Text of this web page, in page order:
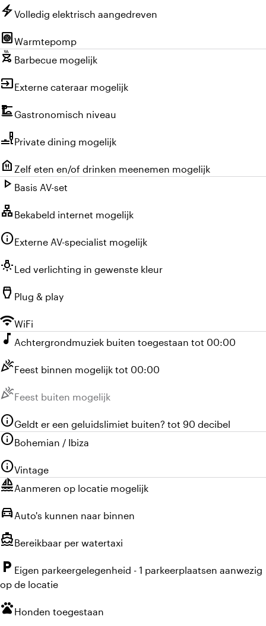
electric_boltVolledig elektrisch aangedreven
heat_pumpWarmtepomp
outdoor_grill Barbecue mogelijk
inputExterne cateraar mogelijk
dinner_diningGastronomisch niveau
brunch_diningPrivate dining mogelijk
food_bank Zelf eten en/of drinken meenemen mogelijk
play_arrow Basis AV-set
lan Bekabeld internet mogelijk
infoExterne AV-specialist mogelijk
wb_incandescentLed verlichting in gewenste kleur
settings_input_hdmi Plug & play
wifiWiFi
music_note Achtergrondmuziek buiten toegestaan tot 00:00
celebrationFeest binnen mogelijk tot 00:00
celebrationNiet beschikbaar:
Feest buiten mogelijk
infoGeldt er een geluidslimiet buiten? tot 90 decibel
infoBohemian / Ibiza
infoVintage
sailingAanmeren op locatie mogelijk
directions_car Auto's kunnen naar binnen
directions_boatBereikbaar per watertaxi
local_parking Eigen parkeergelegenheid - 1 parkeerplaatsen aanwezig
op de locatie
petsHonden toegestaan